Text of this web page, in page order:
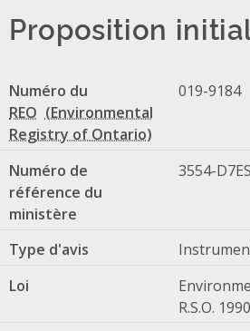
Proposition
Numéro du
REO
019-9184
Numéro de
référence du
ministère
3554-
Type d'avis
Loi
R.S.O. 1990